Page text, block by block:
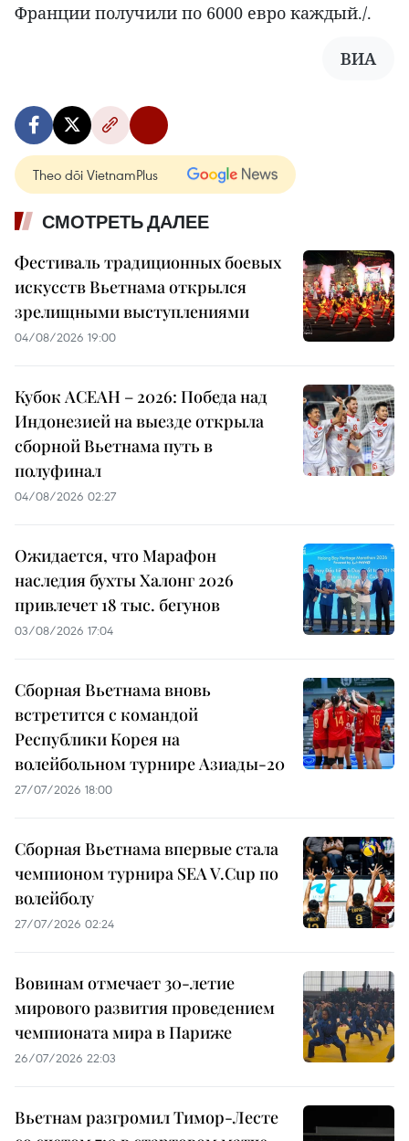
Франции получили по 6000 евро каждый./.
ВИА
Theo dõi VietnamPlus
СМОТРЕТЬ ДАЛЕЕ
Фестиваль традиционных боевых
искусств Вьетнама открылся
зрелищными выступлениями
04/08/2026 19:00
Кубок АСЕАН – 2026: Победа над
Индонезией на выезде открыла
сборной Вьетнама путь в
полуфинал
04/08/2026 02:27
Ожидается, что Марафон
наследия бухты Халонг 2026
привлечет 18 тыс. бегунов
03/08/2026 17:04
Сборная Вьетнама вновь
встретится с командой
Республики Корея на
волейбольном турнире Азиады-20
27/07/2026 18:00
Сборная Вьетнама впервые стала
чемпионом турнира SEA V.Cup по
волейболу
27/07/2026 02:24
Вовинам отмечает 30-летие
мирового развития проведением
чемпионата мира в Париже
26/07/2026 22:03
Вьетнам разгромил Тимор-Лесте